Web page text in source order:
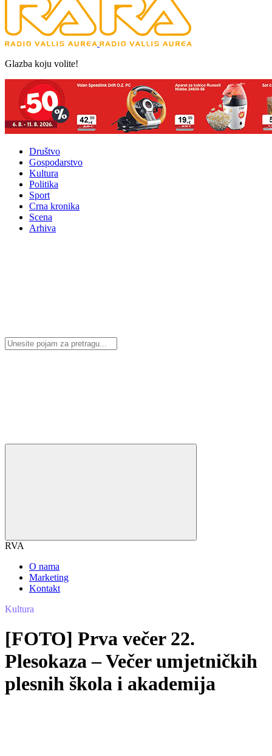
Glazba koju volite!
Društvo
Gospodarstvo
Kultura
Politika
Sport
Crna kronika
Scena
Arhiva
RVA
O nama
Marketing
Kontakt
Kultura
[FOTO] Prva večer 22.
Plesokaza – Večer umjetničkih
plesnih škola i akademija